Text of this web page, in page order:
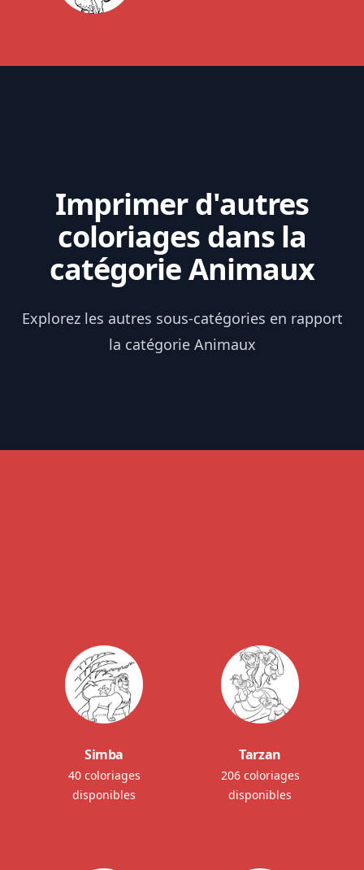
Imprimer d'autres
coloriages dans la
catégorie Animaux
Explorez les autres sous-catégories en rapport
la catégorie Animaux
Simba
40 coloriages
disponibles
Tarzan
206 coloriages
disponibles